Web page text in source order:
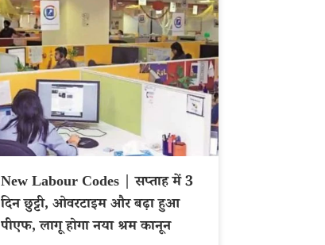
New Labour Codes | सप्ताह में 3
दिन छुट्टी, ओवरटाइम और बढ़ा हुआ
पीएफ, लागू होगा नया श्रम कानून